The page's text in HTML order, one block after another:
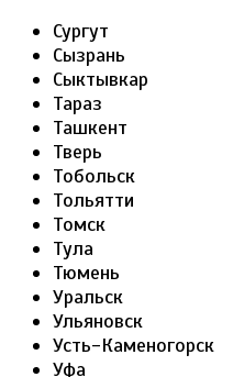
Сургут
Сызрань
Сыктывкар
Тараз
Ташкент
Тверь
Тобольск
Тольятти
Томск
Тула
Тюмень
Уральск
Ульяновск
Усть-Каменогорск
Уфа